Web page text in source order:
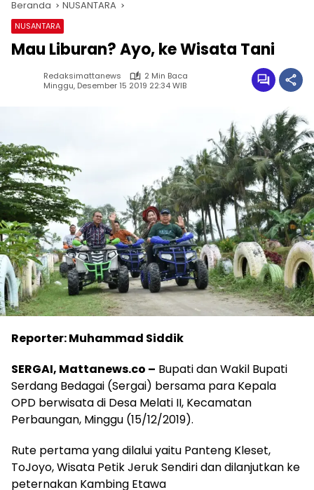
Beranda NUSANTARA
NUSANTARA
Mau Liburan? Ayo, ke Wisata Tani
Redaksimattanews
2 Min Baca
Minggu, Desember 15 2019 22:34 WIB
Reporter: Muhammad Siddik
SERGAI, Mattanews.co – Bupati dan Wakil Bupati
Serdang Bedagai (Sergai) bersama para Kepala
OPD berwisata di Desa Melati II, Kecamatan
Perbaungan, Minggu (15/12/2019).
Rute pertama yang dilalui yaitu Panteng Kleset,
ToJoyo, Wisata Petik Jeruk Sendiri dan dilanjutkan ke
peternakan Kambing Etawa